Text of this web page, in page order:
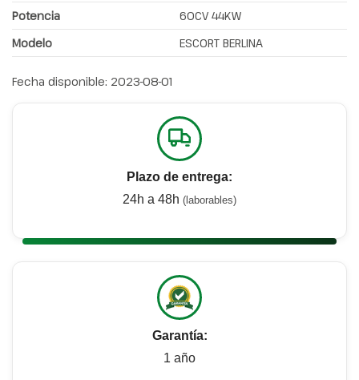
Potencia
60CV 44KW
Modelo
ESCORT BERLINA
Fecha disponible: 2023-08-01
Plazo de entrega:
24h a 48h (laborables)
Garantía:
1 año